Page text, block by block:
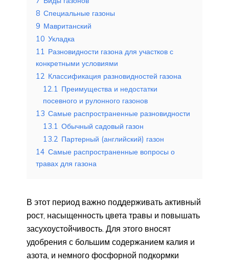
8 Специальные газоны
9 Мавританский
10 Укладка
11 Разновидности газона для участков с
конкретными условиями
12 Классификация разновидностей газона
12.1 Преимущества и недостатки
посевного и рулонного газонов
13 Самые распространенные разновидности
13.1 Обычный садовый газон
13.2 Партерный (английский) газон
14 Самые распространенные вопросы о
травах для газона
В этот период важно поддерживать активный
рост, насыщенность цвета травы и повышать
засухоустойчивость. Для этого вносят
удобрения с большим содержанием калия и
азота, и немного фосфорной подкормки